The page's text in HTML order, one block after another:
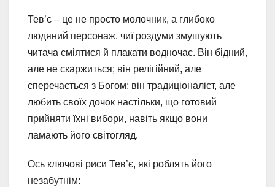
Тев’є – це не просто молочник, а глибоко
людяний персонаж, чиї роздуми змушують
читача сміятися й плакати водночас. Він бідний,
але не скаржиться; він релігійний, але
сперечається з Богом; він традиціоналіст, але
любить своїх дочок настільки, що готовий
прийняти їхні вибори, навіть якщо вони
ламають його світогляд.
Ось ключові риси Тев’є, які роблять його
незабутнім: